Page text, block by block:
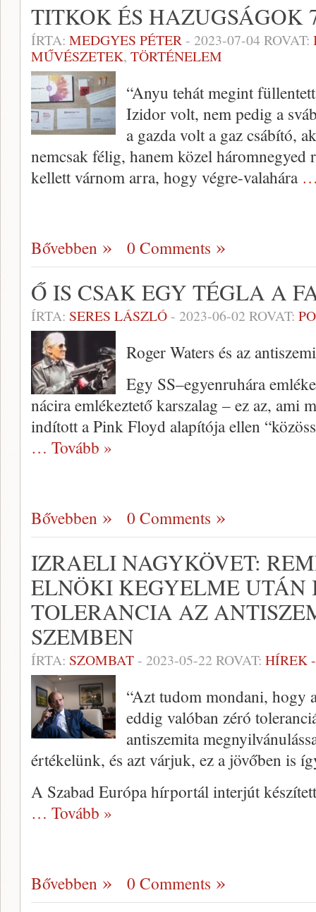
TITKOK ÉS HAZUGSÁGOK
ÍRTA: MEDGYES PÉTER- 2023-07-04ROVAT:
MŰVÉSZETEK, TÖRTÉNELEM
“Anyu tehát megint
Izidor volt, nem pedig a
a gazda volt a gaz csábító,
nemcsak félig, hanem közel háromnegyed
kellett várnom arra, hogy végre-valahára
Bővebben 0 Comments
Ő IS CSAK EGY TÉGLA A
ÍRTA: SERES LÁSZLÓ- 2023-06-02 ROVAT:
Roger Waters és az
Egy SS–egyenruhára
nácira emlékeztető karszalag – ez az, ami
indított a Pink Floyd alapítója ellen
… Tovább »
Bővebben 0 Comments
IZRAELI NAGYKÖVET:
ELNÖKI KEGYELME UTÁN
TOLERANCIA AZ
SZEMBEN
ÍRTA: SZOMBAT- 2023-05-22 ROVAT: HÍREK
“Azt tudom mondani, hogy
eddig valóban zéró
antiszemita
értékelünk, és azt várjuk, ez a jövőben is
A Szabad Európa hírportál interjút
… Tovább »
Bővebben 0 Comments